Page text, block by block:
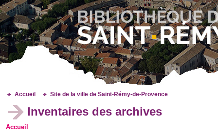
Inventaires des archives
Accueil Site de la ville de Saint-Rémy-de-Provence
Accueil